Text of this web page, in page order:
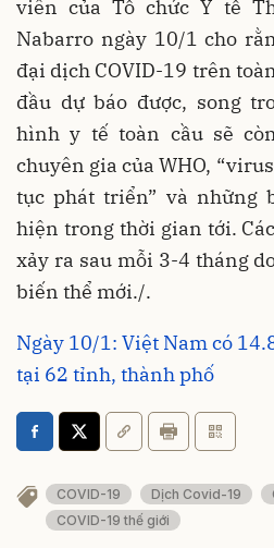
viên của Tổ chức Y tế
Nabarro ngày 10/1 cho
đại dịch COVID-19 trên
đầu dự báo được, song
hình y tế toàn cầu sẽ
chuyên gia của WHO,
tục phát triển” và những
hiện trong thời gian tới.
xảy ra sau mỗi 3-4 tháng
biến thể mới./.
Ngày 10/1: Việt Nam có
tại 62 tỉnh, thành phố
COVID-19 Dịch Covid-19
COVID-19 thế giới